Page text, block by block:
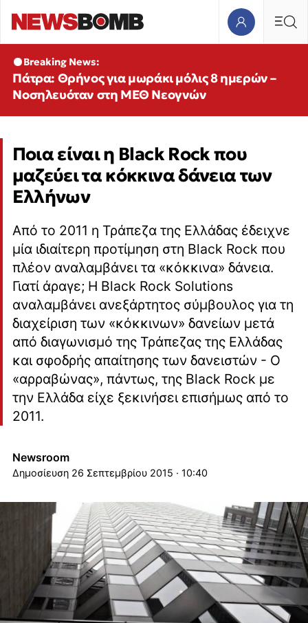
Breaking News:
Πάτρα: Θρήνος για μωράκι μόλις 8 ημερών –
Νοσηλευόταν στη ΜΕΘ Νεογνών
Ποια είναι η Black Rock που
μαζεύει τα κόκκινα δάνεια των
Ελλήνων
Από το 2011 η Τράπεζα της Ελλάδας έδειχνε
μία ιδιαίτερη προτίμηση στη Black Rock που
πλέον αναλαμβάνει τα «κόκκινα» δάνεια.
Γιατί άραγε; Η Black Rock Solutions
αναλαμβάνει ανεξάρτητος σύμβουλος για τη
διαχείριση των «κόκκινων» δανείων μετά
από διαγωνισμό της Τράπεζας της Ελλάδας
και σφοδρής απαίτησης των δανειστών - Ο
«αρραβώνας», πάντως, της Black Rock με
την Ελλάδα είχε ξεκινήσει επισήμως από το
2011.
Newsroom
26 Σεπτεμβρίου 2015 · 10:40